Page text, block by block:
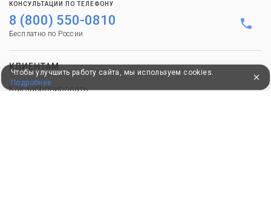
КОНСУЛЬТАЦИИ ПО ТЕЛЕФОНУ
8 (800) 550-0810
Бесплатно по России
КЛИЕНТАМ
Как забронировать
Чтобы улучшить работу сайта, мы используем cookies.
Подробнее